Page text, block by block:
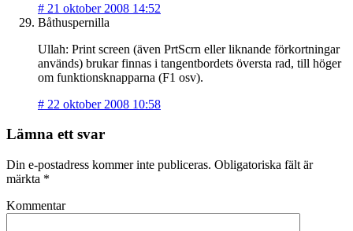
# 21 oktober 2008 14:52
Båthuspernilla
Ullah: Print screen (även PrtScrn eller liknande förkortningar
används) brukar finnas i tangentbordets översta rad, till höger
om funktionsknapparna (F1 osv).
# 22 oktober 2008 10:58
Lämna ett svar
Din e-postadress kommer inte publiceras. Obligatoriska fält är
märkta *
Kommentar